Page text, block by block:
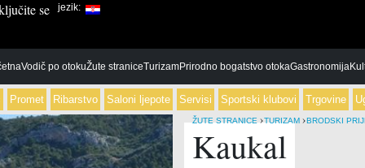
se jezik:
Vodič po otokuŽute stranice
Banke
TurizamPrirodno bogatstvo otoka
Bijelo
Gastronomija
Dječiji vrtići
Promet Ribarstvo Saloni ljepote Servisi Sportski klubovi Trgovine
ŽUTE STRANICE ›TURIZAM ›BRODSKI
Kaukal